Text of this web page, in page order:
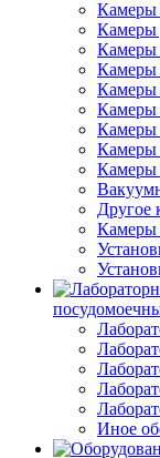
Камеры
Камеры
Камеры
Камеры
Камеры
Камеры
Камеры
Камеры
Камеры
Другое
Камеры
Иное